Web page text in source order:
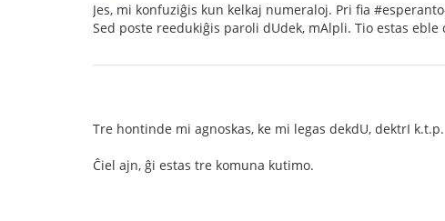
Jes, mi konfuziĝis kun kelkaj numeraloj. Pri fia
Sed poste reedukiĝis paroli dUdek, mAlpli. Tio estas
Tre hontinde mi agnoskas, ke mi legas dekdU, dektrI k.t.p.
Ĉiel ajn, ĝi estas tre komuna kutimo.